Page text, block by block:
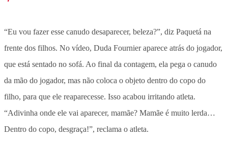
“Eu vou fazer esse canudo desaparecer, beleza?”, diz Paquetá na
frente dos filhos. No vídeo, Duda Fournier aparece atrás do jogador,
que está sentado no sofá. Ao final da contagem, ela pega o canudo
da mão do jogador, mas não coloca o objeto dentro do copo do
filho, para que ele reaparecesse. Isso acabou irritando atleta.
“Adivinha onde ele vai aparecer, mamãe? Mamãe é muito lerda…
Dentro do copo, desgraça!”, reclama o atleta.